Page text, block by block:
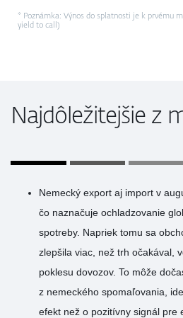
* Poznámka: Výnos do splatnosti je k prvému
yield to call)
Najdôležitejšie z
Nemecký export aj import v
čo naznačuje ochladzovanie
spotreby. Napriek tomu sa
zlepšila viac, než trh očakával,
poklesu dovozov. To môže
z nemeckého spomaľovania,
efekt než o pozitívny signál pre